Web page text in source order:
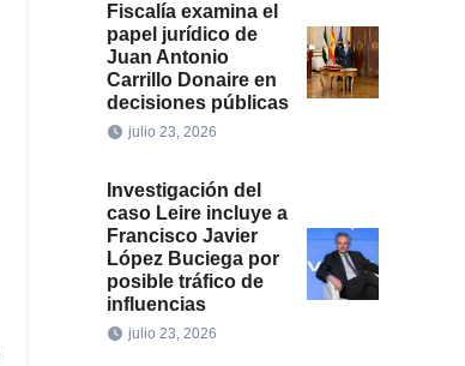
Fiscalía examina el
papel jurídico de
Juan Antonio
Carrillo Donaire en
decisiones públicas
julio 23, 2026
Investigación del
caso Leire incluye a
Francisco Javier
López Buciega por
posible tráfico de
influencias
julio 23, 2026